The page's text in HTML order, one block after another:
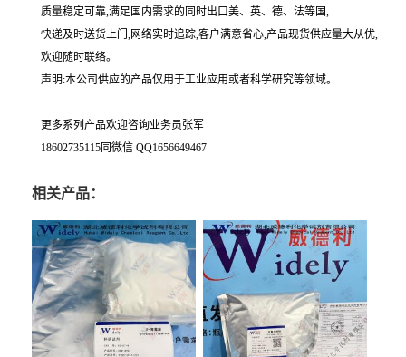
质量稳定可靠,满足国内需求的同时出口美、英、德、法等国,
快递及时送货上门,网络实时追踪,客户满意省心,产品现货供应量大从优,
欢迎随时联络。
声明:本公司供应的产品仅用于工业应用或者科学研究等领域。
更多系列产品欢迎咨询业务员张军
18602735115同微信 QQ1656649467
相关产品：